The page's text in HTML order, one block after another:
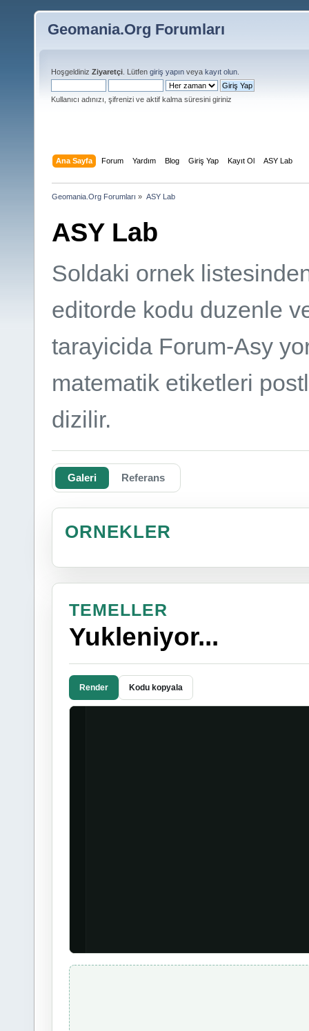
Geomania.Org Forumları
Hoşgeldiniz Ziyaretçi . Lütfen giriş yapın veya kayıt olun
Kullanıcı adınızı, şifrenizi ve aktif kalma süresini giriniz
Ana Sayfa Forum Yardım Blog Giriş Yap Kayıt Ol ASY Lab
Geomania.Org Forumları » ASY Lab
ASY Lab
Soldaki ornek
editorde kodu duzenle
tarayicida Forum-Asy
matematik etiketleri
dizilir.
Galeri Referans
ORNEKLER
TEMELLER
Yukleniyor...
Render Kodu kopyala